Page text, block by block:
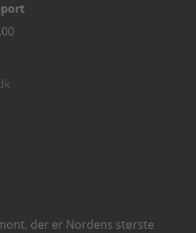
der er Nordens største